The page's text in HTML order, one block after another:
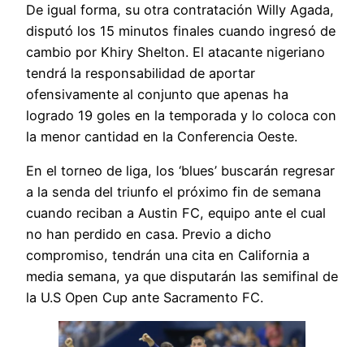
De igual forma, su otra contratación Willy Agada,
disputó los 15 minutos finales cuando ingresó de
cambio por Khiry Shelton. El atacante nigeriano
tendrá la responsabilidad de aportar
ofensivamente al conjunto que apenas ha
logrado 19 goles en la temporada y lo coloca con
la menor cantidad en la Conferencia Oeste.
En el torneo de liga, los ‘blues’ buscarán regresar
a la senda del triunfo el próximo fin de semana
cuando reciban a Austin FC, equipo ante el cual
no han perdido en casa. Previo a dicho
compromiso, tendrán una cita en California a
media semana, ya que disputarán las semifinal de
la U.S Open Cup ante Sacramento FC.